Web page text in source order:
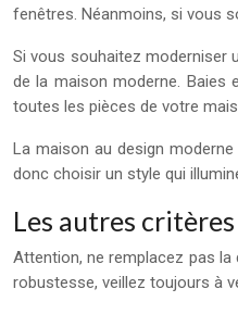
fenêtres. Néanmoins, si vous
Si vous souhaitez moderniser
de la maison moderne. Baies
toutes les pièces de votre
La maison au design
donc choisir un style qui
Les autres
Attention, ne remplacez pas
robustesse, veillez toujours à